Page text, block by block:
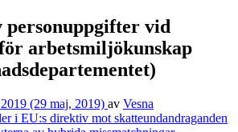
personuppgifter vid
arbetsmiljökunskap
(29 maj, 2019) av Vesna
i EU:s direktiv mot skatteundandraganden